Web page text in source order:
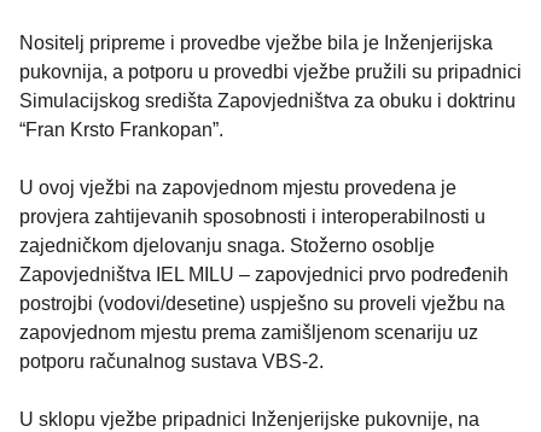
Nositelj pripreme i provedbe vježbe bila je Inženjerijska
pukovnija, a potporu u provedbi vježbe pružili su pripadnici
Simulacijskog središta Zapovjedništva za obuku i doktrinu
“Fran Krsto Frankopan”.
U ovoj vježbi na zapovjednom mjestu provedena je
provjera zahtijevanih sposobnosti i interoperabilnosti u
zajedničkom djelovanju snaga. Stožerno osoblje
Zapovjedništva IEL MILU – zapovjednici prvo podređenih
postrojbi (vodovi/desetine) uspješno su proveli vježbu na
zapovjednom mjestu prema zamišljenom scenariju uz
potporu računalnog sustava VBS-2.
U sklopu vježbe pripadnici Inženjerijske pukovnije, na